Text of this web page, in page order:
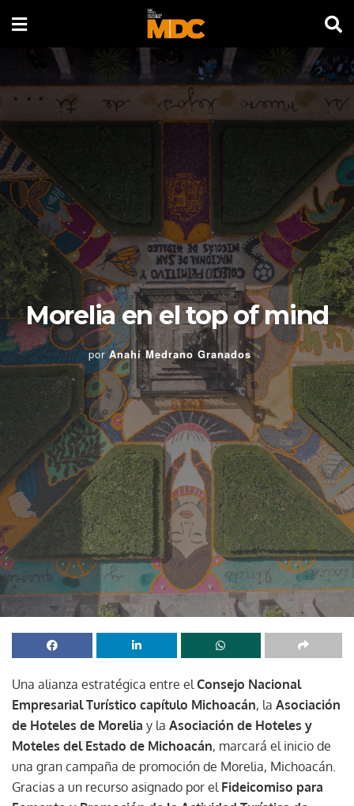
Morelia en el top of mind
por Anahí Medrano Granados
Una alianza estratégica entre elConsejo Nacional
Empresarial Turístico capítulo Michoacán, la Asociación
de Hoteles de Morelia y la Asociación de Hoteles y
Moteles del Estado de Michoacán, marcará el inicio de
una gran campaña de promoción de Morelia, Michoacán.
Gracias a un recurso asignado por el Fideicomiso para